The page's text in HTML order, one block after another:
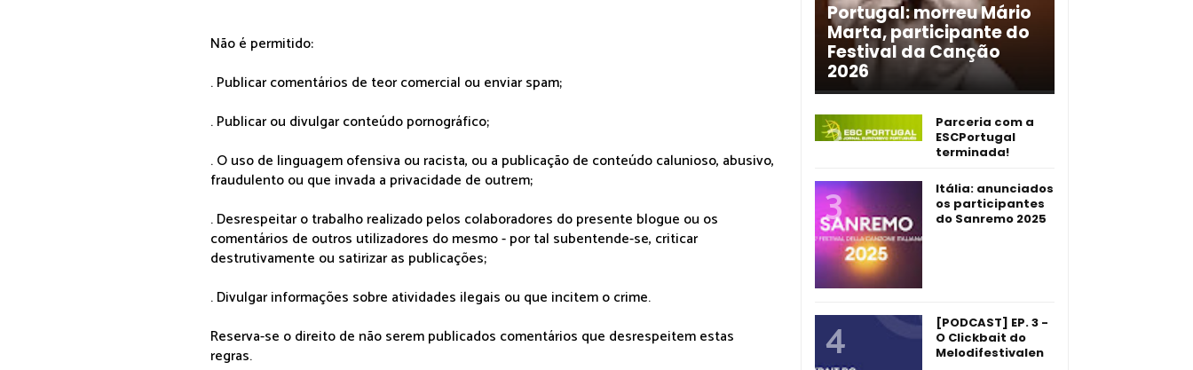
Não é permitido:
. Publicar comentários de teor comercial ou enviar spam;
. Publicar ou divulgar conteúdo pornográfico;
. O uso de linguagem ofensiva ou racista, ou a publicação de conteúdo calunioso, abusivo,
fraudulento ou que invada a privacidade de outrem;
. Desrespeitar o trabalho realizado pelos colaboradores do presente blogue ou os
comentários de outros utilizadores do mesmo - por tal subentende-se, criticar
destrutivamente ou satirizar as publicações;
. Divulgar informações sobre atividades ilegais ou que incitem o crime.
Reserva-se o direito de não serem publicados comentários que desrespeitem estas
regras.
Portugal: morreu Mário
Marta, participante do
Festival da Canção
2026
Parceria com a
ESCPortugal
terminada!
Itália: anunciados
os participantes
do Sanremo 2025
[PODCAST] EP. 3 -
O Clickbait do
Melodifestivalen